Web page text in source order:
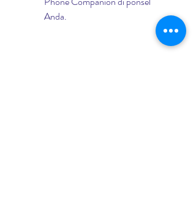
Anda.